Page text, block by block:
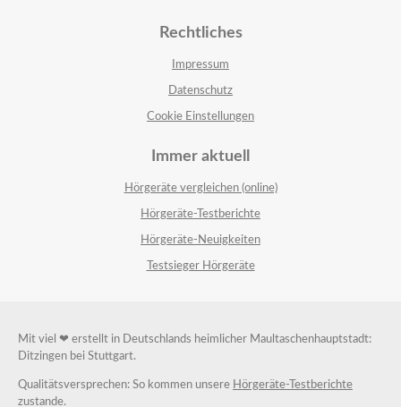
Rechtliches
Impressum
Datenschutz
Cookie Einstellungen
Immer aktuell
Hörgeräte vergleichen (online)
Hörgeräte-Testberichte
Hörgeräte-Neuigkeiten
Testsieger Hörgeräte
Mit viel ❤ erstellt in Deutschlands heimlicher Maultaschenhauptstadt:
Ditzingen bei Stuttgart.
Qualitätsversprechen: So kommen unsere Hörgeräte-Testberichte
zustande.